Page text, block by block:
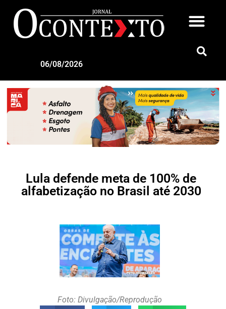
06/08/2026
Lula defende meta de 100% de
alfabetização no Brasil até 2030
Foto: Divulgação/Reprodução